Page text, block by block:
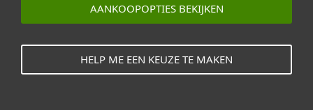
AANKOOPOPTIES BEKIJKEN
HELP ME EEN KEUZE TE MAKEN